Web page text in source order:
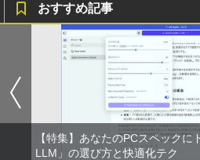
￥250
BRUCE
[Explicit]
￥250
￥1,112
by Amazon 天
富士山の天然水
ウォーター ペッ
ットル (Smart
￥1,380
￥770
異世界居酒屋「
エース)
￥832
【今だけ】全
ラソン★8/4～
S更新可能】
1 SH-W02
4GB eMM搭
パソコン ノー
証】
￥6,800
キヤノン
￥5,380
中古パソコ
710e Small |
| 一年保証 |
【送料無料
4EDSW 液晶
ノングレア ス
[フルHD/
ディスプレイ
液晶モニター
￥5,480
夢をかなえ
神様ガネーシ
也 ]
￥1,650
【予約】和山
おすすめ記事
【特集】あなたのPCスペック
LLM」の選び方と快適化テク